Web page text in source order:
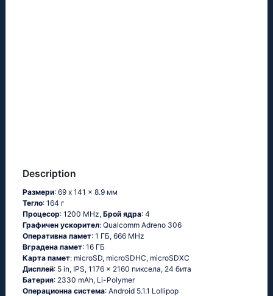
Description
Размери: 69 x 141 x 8.9 мм
Тегло: 164 г
Процесор: 1200 MHz, Брой ядра: 4
Графичен ускорител: Qualcomm Adreno 306
Оперативна памет: 1 ГБ, 666 MHz
Вградена памет: 16 ГБ
Карта памет: microSD, microSDHC, microSDXC
Дисплей: 5 in, IPS, 1176 x 2160 пиксела, 24 бита
Батерия: 2330 mAh, Li-Polymer
Операционна система: Аndrоid 5.1.1 Lоlliрор